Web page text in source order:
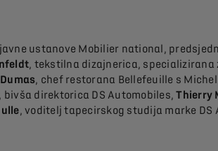
ustanove Mobilier national,
, tekstilna dizajnerica,
, chef restorana Bellefeuille s
, bivša direktorica DS Automobiles,Thierry
, voditelj tapecirskog studija marke DS